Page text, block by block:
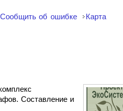
Сообщить об ошибке Карта
Составление и